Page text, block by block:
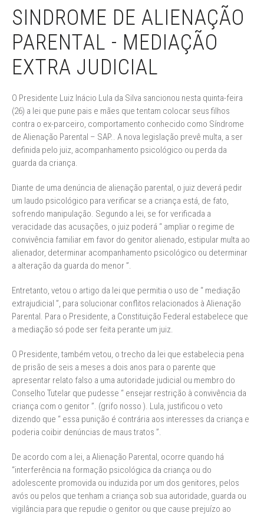
SINDROME DE ALIENAÇÃO
PARENTAL - MEDIAÇÃO
EXTRA JUDICIAL
O Presidente Luiz Inácio Lula da Silva sancionou nesta quinta-feira
(26) a lei que pune pais e mães que tentam colocar seus filhos
contra o ex-parceiro, comportamento conhecido como Síndrome
de Alienação Parental – SAP.. A nova legislação prevê multa, a ser
definida pelo juiz, acompanhamento psicológico ou perda da
guarda da criança.
Diante de uma denúncia de alienação parental, o juiz deverá pedir
um laudo psicológico para verificar se a criança está, de fato,
sofrendo manipulação. Segundo a lei, se for verificada a
veracidade das acusações, o juiz poderá “ ampliar o regime de
convivência familiar em favor do genitor alienado, estipular multa ao
alienador, determinar acompanhamento psicológico ou determinar
a alteração da guarda do menor ”.
Entretanto, vetou o artigo da lei que permitia o uso de “ mediação
extrajudicial ”, para solucionar conflitos relacionados à Alienação
Parental. Para o Presidente, a Constituição Federal estabelece que
a mediação só pode ser feita perante um juiz.
O Presidente, também vetou, o trecho da lei que estabelecia pena
de prisão de seis a meses a dois anos para o parente que
apresentar relato falso a uma autoridade judicial ou membro do
Conselho Tutelar que pudesse “ ensejar restrição à convivência da
criança com o genitor ”. (grifo nosso ). Lula, justificou o veto
dizendo que “ essa punição é contrária aos interesses da criança e
poderia coibir denúncias de maus tratos ”.
De acordo com a lei, a Alienação Parental, ocorre quando há
“interferência na formação psicológica da criança ou do
adolescente promovida ou induzida por um dos genitores, pelos
avós ou pelos que tenham a criança sob sua autoridade, guarda ou
vigilância para que repudie o genitor ou que cause prejuízo ao